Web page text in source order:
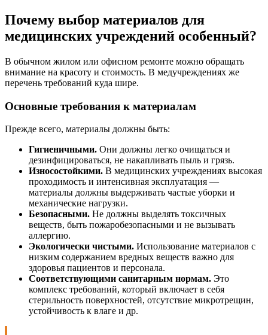
Почему выбор материалов для
медицинских учреждений особенный?
В обычном жилом или офисном ремонте можно обращать
внимание на красоту и стоимость. В медучреждениях же
перечень требований куда шире.
Основные требования к материалам
Прежде всего, материалы должны быть:
Гигиеничными. Они должны легко очищаться и
дезинфицироваться, не накапливать пыль и грязь.
Износостойкими. В медицинских учреждениях высокая
проходимость и интенсивная эксплуатация —
материалы должны выдерживать частые уборки и
механические нагрузки.
Безопасными. Не должны выделять токсичных
веществ, быть пожаробезопасными и не вызывать
аллергию.
Экологически чистыми. Использование материалов с
низким содержанием вредных веществ важно для
здоровья пациентов и персонала.
Соответствующими санитарным нормам. Это
комплекс требований, который включает в себя
стерильность поверхностей, отсутствие микротрещин,
устойчивость к влаге и др.